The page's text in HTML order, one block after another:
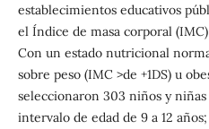
establecimientos educativos
el Índice de masa corporal
Con un estado nutricional
sobre peso (IMC >de +1DS) u
seleccionaron 303 niños y
intervalo de edad de 9 a 12